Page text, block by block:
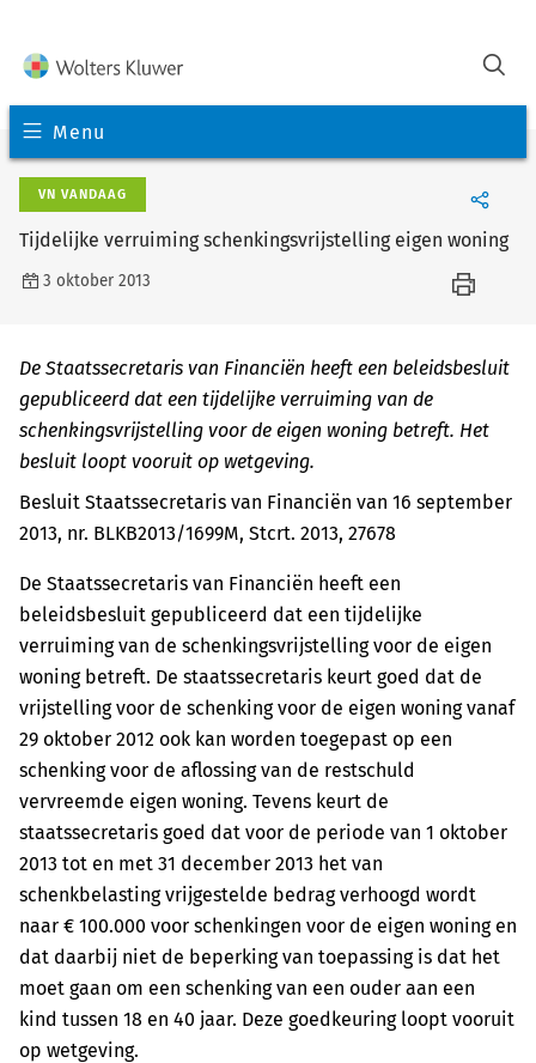
Menu
VN VANDAAG
Tijdelijke verruiming schenkingsvrijstelling eigen woning
3 oktober 2013
De Staatssecretaris van Financiën heeft een beleidsbesluit
gepubliceerd dat een tijdelijke verruiming van de
schenkingsvrijstelling voor de eigen woning betreft. Het
besluit loopt vooruit op wetgeving.
Besluit Staatssecretaris van Financiën van 16 september
2013, nr. BLKB2013/1699M, Stcrt. 2013, 27678
De Staatssecretaris van Financiën heeft een
beleidsbesluit gepubliceerd dat een tijdelijke
verruiming van de schenkingsvrijstelling voor de eigen
woning betreft. De staatssecretaris keurt goed dat de
vrijstelling voor de schenking voor de eigen woning vanaf
29 oktober 2012 ook kan worden toegepast op een
schenking voor de aflossing van de restschuld
vervreemde eigen woning. Tevens keurt de
staatssecretaris goed dat voor de periode van 1 oktober
2013 tot en met 31 december 2013 het van
schenkbelasting vrijgestelde bedrag verhoogd wordt
naar € 100.000 voor schenkingen voor de eigen woning en
dat daarbij niet de beperking van toepassing is dat het
moet gaan om een schenking van een ouder aan een
kind tussen 18 en 40 jaar. Deze goedkeuring loopt vooruit
op wetgeving.